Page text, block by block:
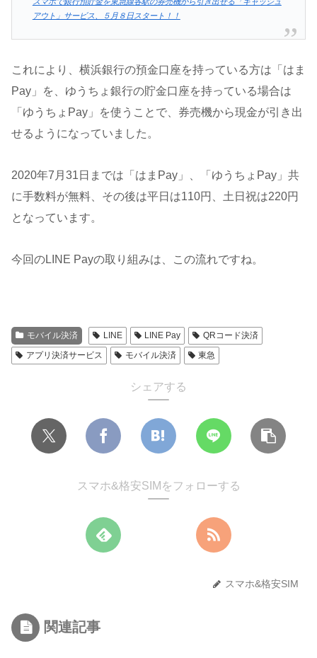
アウト」サービス、５月８日スタート！！
これにより、横浜銀行の預金口座を持っている方は「はま
Pay」を、ゆうちょ銀行の貯金口座を持っている場合は
「ゆうちょPay」を使うことで、券売機から現金が引き出
せるようになっていました。
2020年7月31日までは「はまPay」、「ゆうちょPay」共
に手数料が無料、その後は平日は110円、土日祝は220円
となっています。
今回のLINE Payの取り組みは、この流れですね。
モバイル決済 LINE LINE Pay
QRコード決済
アプリ決済サービス
モバイル決済 東急
シェアする
スマホ&格安SIMをフォローする
スマホ&格安SIM
関連記事